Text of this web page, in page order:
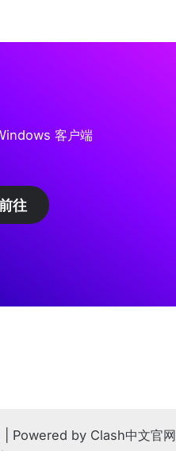
客户端
往
| Powered by Clash中文官网